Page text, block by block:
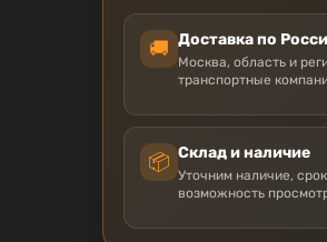
🚚 Доставка по
Москва, область и
транспортные
📦 Склад и наличие
Уточним наличие,
возможность